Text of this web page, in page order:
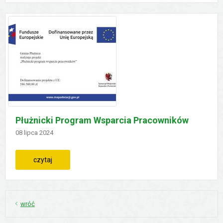
Płużnicki Program Wsparcia Pracowników
Dodano
08 lipca 2024
czytaj
płużnicki
wróć